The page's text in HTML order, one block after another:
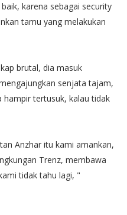
karena sebagai security
tamu yang melakukan
brutal, dia masuk
senjata tajam,
tertusuk, kalau tidak
Anzhar itu kami amankan,
Trenz, membawa
tidak tahu lagi, "